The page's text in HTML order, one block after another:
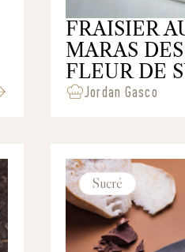
FRAISIER
MARAS
FLEUR DE
Jordan Gasco
Sucré